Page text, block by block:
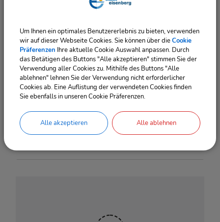
03.09.2026 14‐ 19Uhr
01.10.2026 14‐ 19Uhr
03.12.2026 14‐ 19Uhr
Um Ihnen ein optimales Benutzererlebnis zu bieten, verwenden
wir auf dieser Webseite Cookies. Sie können über dieCookie
Präferenzen Ihre aktuelle Cookie Auswahl anpassen. Durch
das Betätigen des Buttons "Alle akzeptieren" stimmen Sie der
Verwendung aller Cookies zu. Mithilfe des Buttons "Alle
ablehnen" lehnen Sie der Verwendung nicht erforderlicher
Cookies ab. Eine Auflistung der verwendeten Cookies finden
Sie ebenfalls in unseren Cookie Präferenzen.
Alle akzeptieren Alle ablehnen